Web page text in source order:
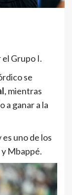
el Grupo I.
se
, mientras
a ganar a la
uno de los
Mbappé.